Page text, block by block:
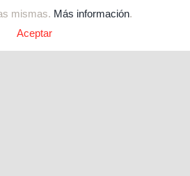
mismas. Más información.
Aceptar